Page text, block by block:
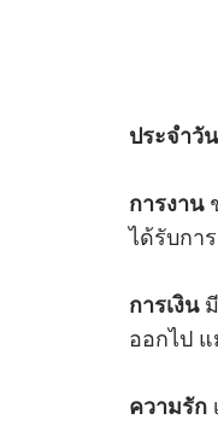
ประจำวั
การงาน
ได้รับกา
การเงินมี
ออกไป
ความรัก